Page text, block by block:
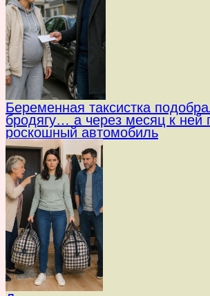
Беременная таксистка
бродягу… а через месяц к ней
роскошный автомобиль